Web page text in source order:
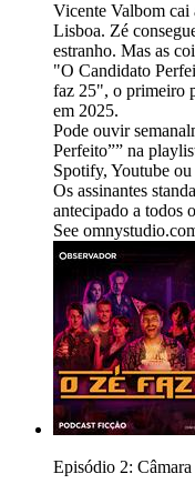
Vicente Valbom cai
Lisboa. Zé
estranho. Mas as
"O Candidato
faz 25", o primeiro
em 2025.
Pode ouvir
Perfeito”” na
Spotify, Youtube
Os assinantes
antecipado a todos
See
Episódio 2: